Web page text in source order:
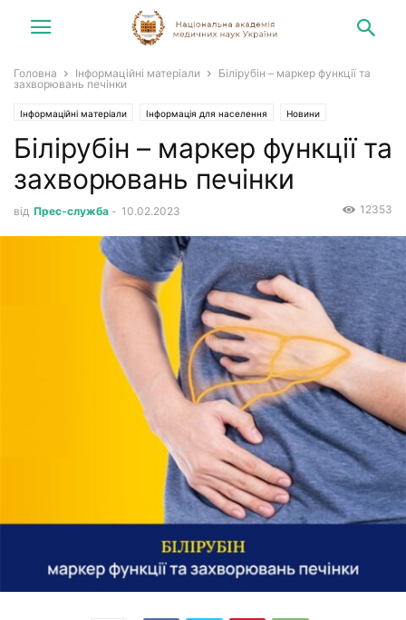
Головна Інформаційні матеріали
Білірубін – маркер функції та
захворювань печінки
Інформаційні матеріали Інформація для населення Новини
Білірубін – маркер функції та
захворювань печінки
від Прес-служба - 10.02.2023 12353